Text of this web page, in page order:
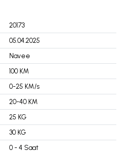
20173
05.04.2025
Navee
100 KM
0-25 KM/s
20-40 KM
25 KG
30 KG
0 - 4 Saat